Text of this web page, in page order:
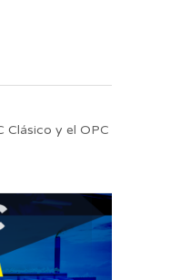
Clásico y el OPC